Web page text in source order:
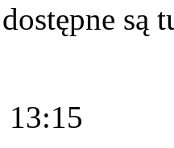
są
13:15